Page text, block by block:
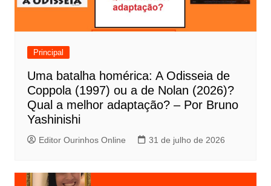
o
d
Principal
Uma batalha homérica: A Odisseia de
Coppola (1997) ou a de Nolan (2026)?
Qual a melhor adaptação? – Por Bruno
Yashinishi
Editor Ourinhos Online 31 de julho de 2026